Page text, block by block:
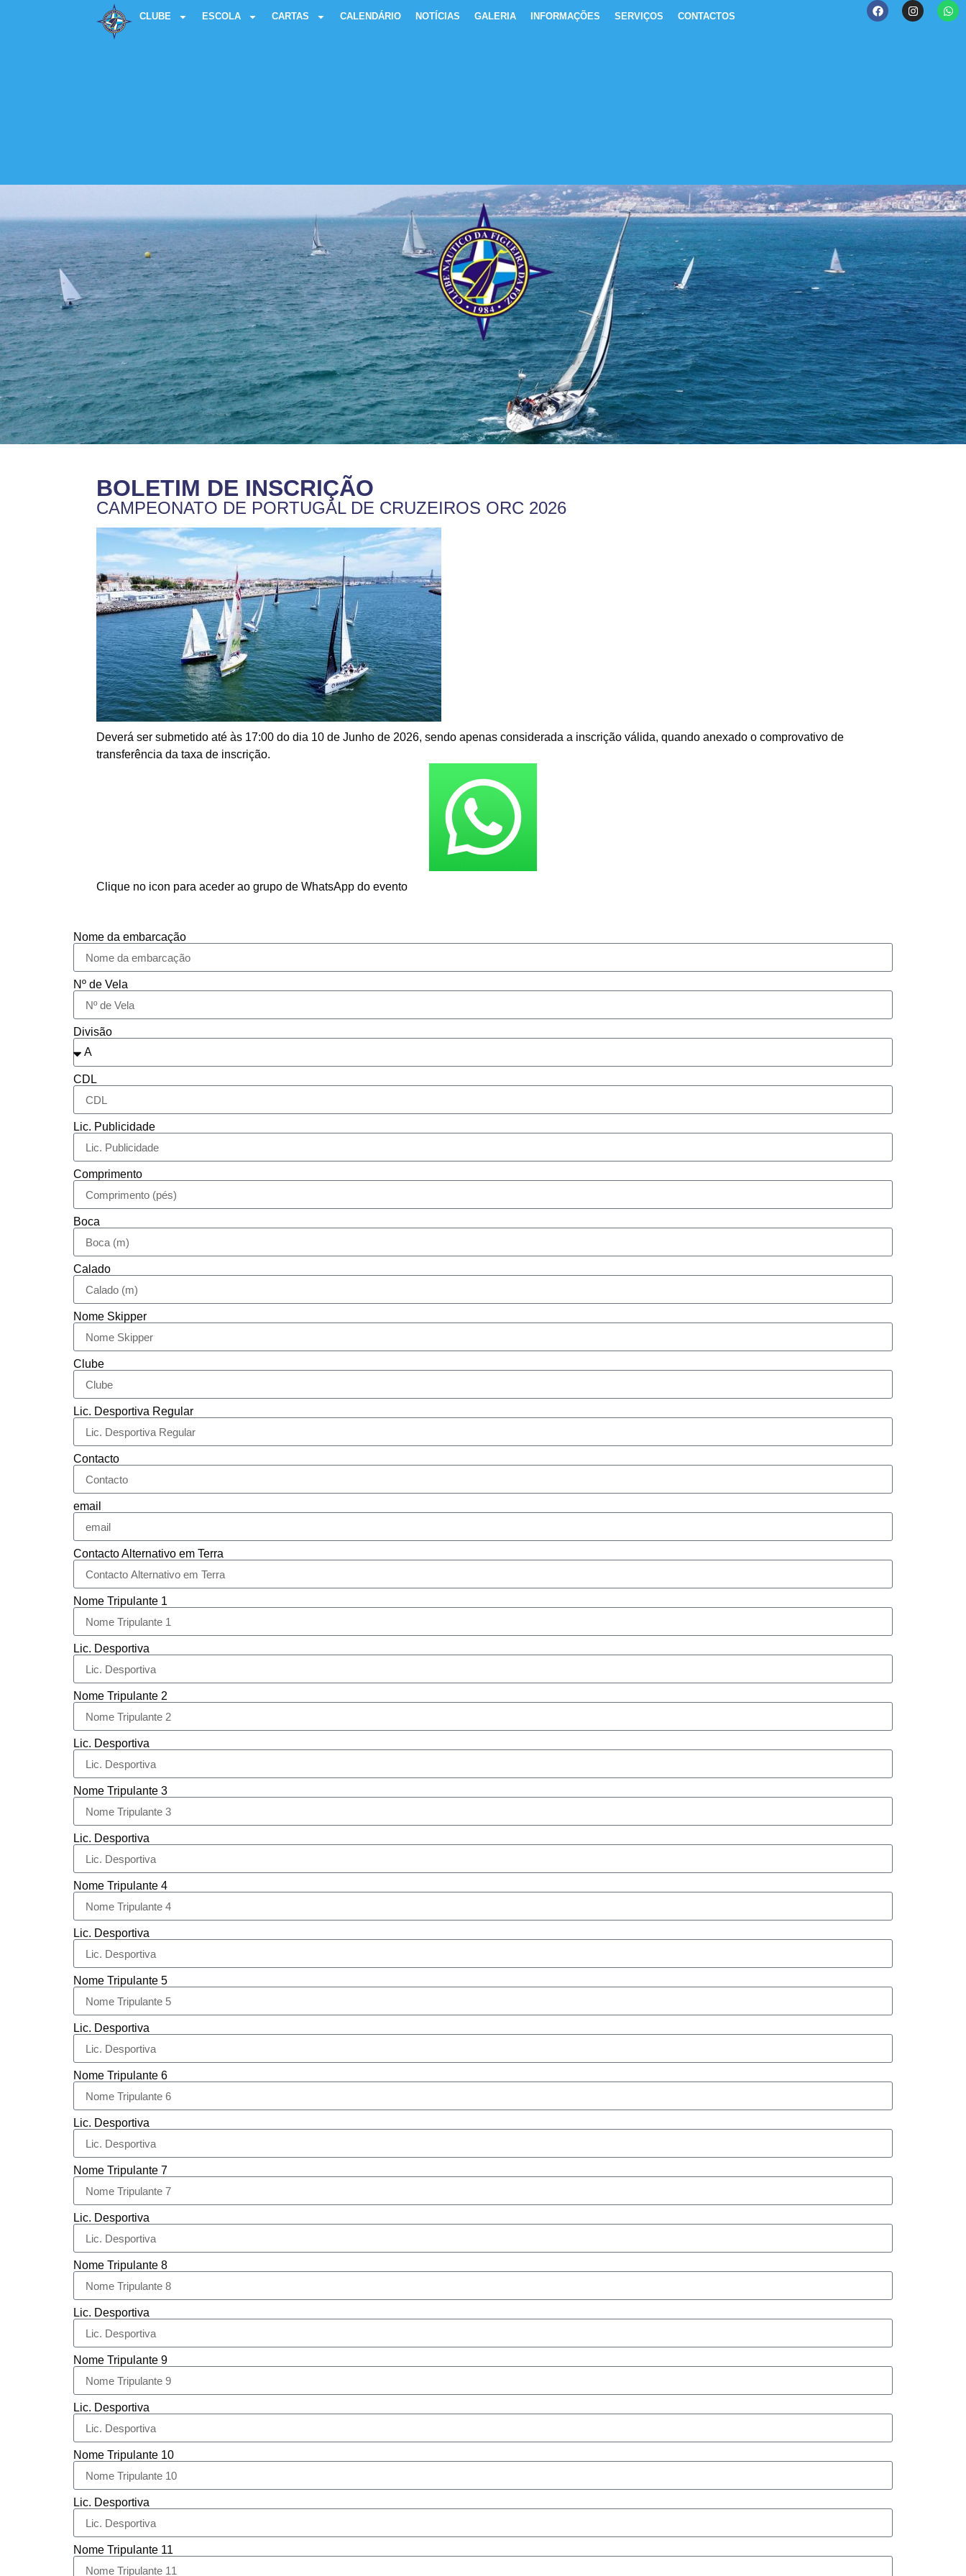
CLUBE ESCOLA CARTAS CALENDÁRIO NOTÍCIAS GALERIA INFORMAÇÕES SERVIÇOS CONTACTOS
BOLETIM DE INSCRIÇÃO
CAMPEONATO DE PORTUGAL DE CRUZEIROS ORC 2026
Deverá ser submetido até às 17:00 do dia 10 de Junho de 2026, sendo apenas considerada a inscrição válida, quando anexado o comprovativo de
transferência da taxa de inscrição.
Clique no icon para aceder ao grupo de WhatsApp do evento
Nome da embarcação
Nº de Vela
Divisão
CDL
Lic. Publicidade
Comprimento
Boca
Calado
Nome Skipper
Clube
Lic. Desportiva Regular
Contacto
email
Contacto Alternativo em Terra
Nome Tripulante 1
Lic. Desportiva
Nome Tripulante 2
Lic. Desportiva
Nome Tripulante 3
Lic. Desportiva
Nome Tripulante 4
Lic. Desportiva
Nome Tripulante 5
Lic. Desportiva
Nome Tripulante 6
Lic. Desportiva
Nome Tripulante 7
Lic. Desportiva
Nome Tripulante 8
Lic. Desportiva
Nome Tripulante 9
Lic. Desportiva
Nome Tripulante 10
Lic. Desportiva
Nome Tripulante 11